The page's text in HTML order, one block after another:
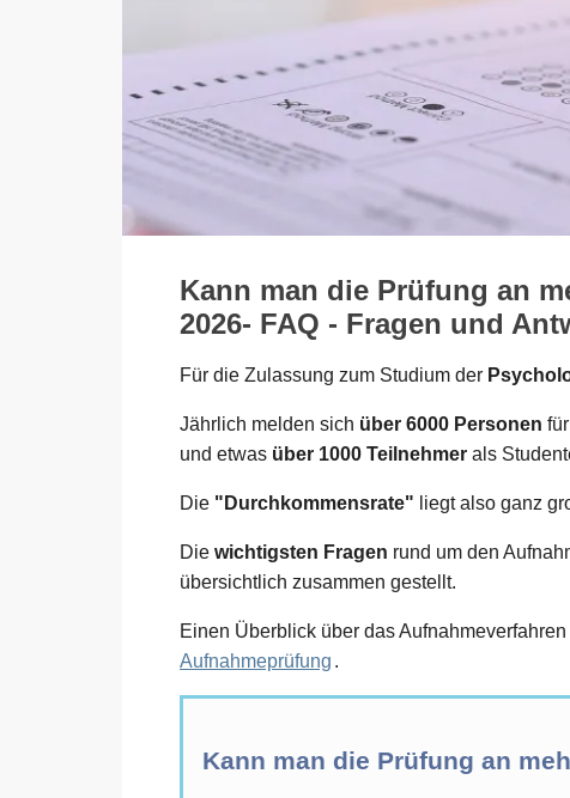
Kann man die Prüfung an
2026- FAQ - Fragen und
Für die Zulassung zum Studium der
Jährlich melden sich über 6000 Personen
und etwas über 1000 Teilnehmer als
Die "Durchkommensrate" liegt also ganz
Die wichtigsten Fragen rund um den
übersichtlich zusammen gestellt.
Einen Überblick über das
Aufnahmeprüfung .
Kann man die Prüfung an